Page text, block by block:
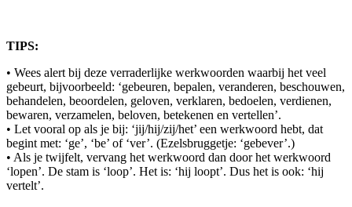
TIPS:
• Wees alert bij deze verraderlijke werkwoorden waarbij het veel
gebeurt, bijvoorbeeld: ‘gebeuren, bepalen, veranderen, beschouwen,
behandelen, beoordelen, geloven, verklaren, bedoelen, verdienen,
bewaren, verzamelen, beloven, betekenen en vertellen’.
• Let vooral op als je bij: ‘jij/hij/zij/het’ een werkwoord hebt, dat
begint met: ‘ge’, ‘be’ of ‘ver’. (Ezelsbruggetje: ‘gebever’.)
• Als je twijfelt, vervang het werkwoord dan door het werkwoord
‘lopen’. De stam is ‘loop’. Het is: ‘hij loopt’. Dus het is ook: ‘hij
vertelt’.